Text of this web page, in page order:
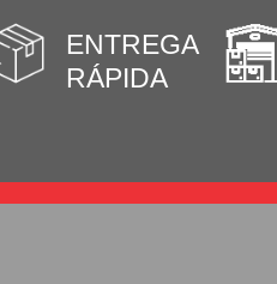
ENTREGA
RÁPIDA